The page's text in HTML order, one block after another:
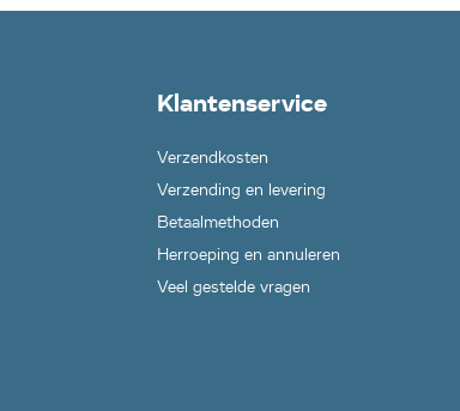
Klantenservice
Verzendkosten
Verzending en levering
Betaalmethoden
Herroeping en annuleren
Veel gestelde vragen